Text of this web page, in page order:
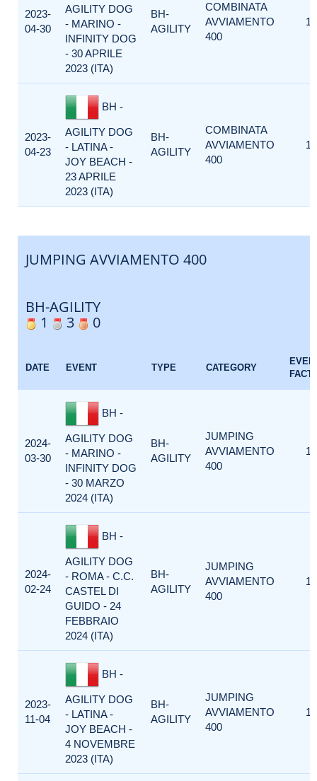
2023-
04-30
AGILITY DOG
- MARINO -
INFINITY DOG
- 30 APRILE
2023 (ITA)
BH-
AGILITY
COMBINATA
AVVIAMENTO
400
1
2023-
04-23
BH -
AGILITY DOG
- LATINA -
JOY BEACH -
23 APRILE
2023 (ITA)
BH-
AGILITY
COMBINATA
AVVIAMENTO
400
1
JUMPING AVVIAMENTO 400
BH-AGILITY
1
3 0
DATE EVENT TYPE CATEGORY
2024-
03-30
BH -
AGILITY DOG
- MARINO -
INFINITY DOG
- 30 MARZO
2024 (ITA)
BH-
AGILITY
JUMPING
AVVIAMENTO
400
1
2024-
02-24
BH -
AGILITY DOG
- ROMA - C.C.
CASTEL DI
GUIDO - 24
FEBBRAIO
2024 (ITA)
BH-
AGILITY
JUMPING
AVVIAMENTO
400
1
2023-
11-04
BH -
AGILITY DOG
- LATINA -
JOY BEACH -
4 NOVEMBRE
2023 (ITA)
BH-
AGILITY
JUMPING
AVVIAMENTO
400
1